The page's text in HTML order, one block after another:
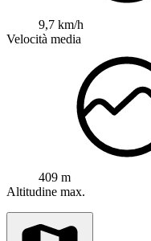
9,7 km/h
Velocità media
409 m
Altitudine max.